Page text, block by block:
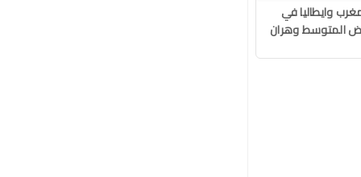
وايطاليا في
المتوسط وهران